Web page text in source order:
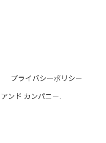
プライバシーポリシー
ンド カンパニー.